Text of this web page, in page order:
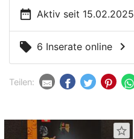
date_range Aktiv seit 15.02.2025
local_offer 6 Inserate online chevron_right
Teilen:
star_border